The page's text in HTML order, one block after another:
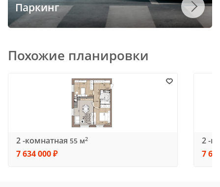
Паркинг
Похожие планировки
2 -комнатная 55 м2
7 634 000 ₽
2 -
7